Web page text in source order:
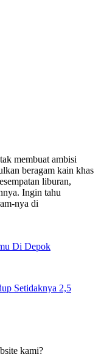
membuat ambisi
beragam kain khas
liburan,
Ingin tahu
nya di
Di Depok
Setidaknya 2,5
kami?